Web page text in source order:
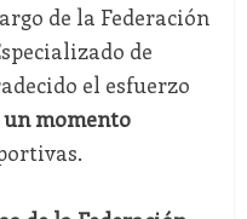
de la Federación
de
el esfuerzo
momento